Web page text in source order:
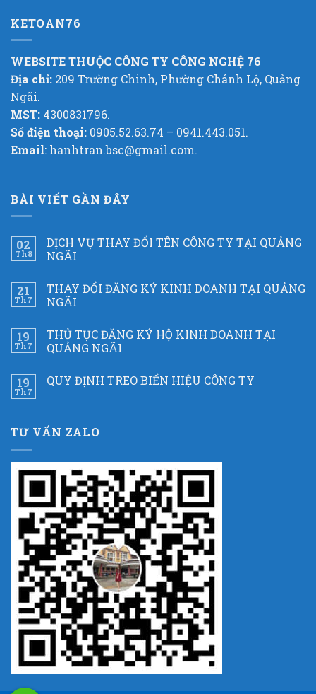
KETOAN76
WEBSITE THUỘC CÔNG TY CÔNG NGHỆ 76
Địa chỉ: 209 Trường Chinh, Phường Chánh Lộ, Quảng
Ngãi.
MST: 4300831796.
Số điện thoại: 0905.52.63.74 – 0941.443.051.
Email: hanhtran.bsc@gmail.com.
BÀI VIẾT GẦN ĐÂY
02
Th8
DỊCH VỤ THAY ĐỔI TÊN CÔNG TY TẠI QUẢNG
NGÃI
21
Th7
THAY ĐỔI ĐĂNG KÝ KINH DOANH TẠI QUẢNG
NGÃI
19
Th7
THỦ TỤC ĐĂNG KÝ HỘ KINH DOANH TẠI
QUẢNG NGÃI
19
Th7
QUY ĐỊNH TREO BIỂN HIỆU CÔNG TY
TƯ VẤN ZALO